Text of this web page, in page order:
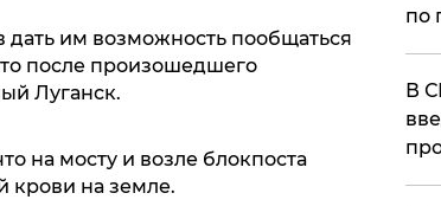
им возможность пообщаться
после произошедшего
Луганск.
на мосту и возле блокпоста
крови на земле.
по
В